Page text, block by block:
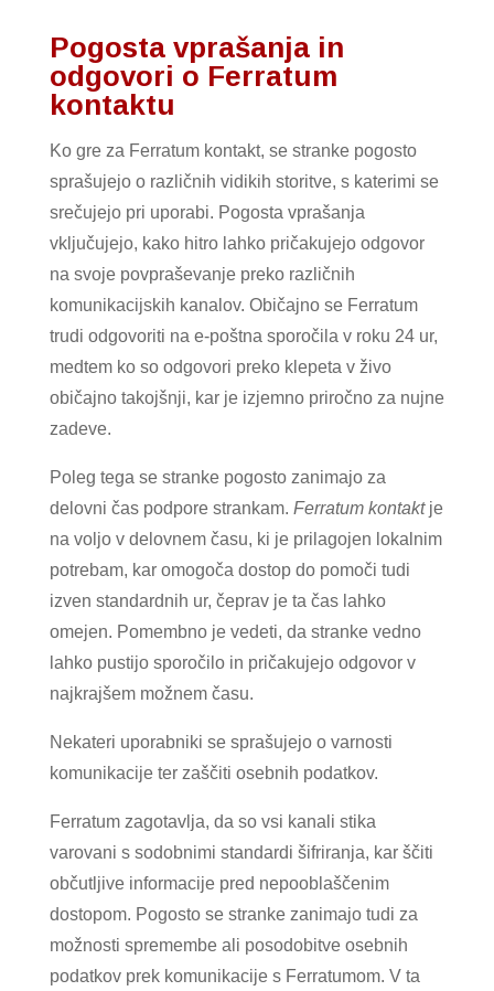
Pogosta vprašanja in
odgovori o Ferratum
kontaktu
Ko gre za Ferratum kontakt, se stranke pogosto
sprašujejo o različnih vidikih storitve, s katerimi se
srečujejo pri uporabi. Pogosta vprašanja
vključujejo, kako hitro lahko pričakujejo odgovor
na svoje povpraševanje preko različnih
komunikacijskih kanalov. Običajno se Ferratum
trudi odgovoriti na e-poštna sporočila v roku 24 ur,
medtem ko so odgovori preko klepeta v živo
običajno takojšnji, kar je izjemno priročno za nujne
zadeve.
Poleg tega se stranke pogosto zanimajo za
delovni čas podpore strankam. Ferratum kontaktje
na voljo v delovnem času, ki je prilagojen lokalnim
potrebam, kar omogoča dostop do pomoči tudi
izven standardnih ur, čeprav je ta čas lahko
omejen. Pomembno je vedeti, da stranke vedno
lahko pustijo sporočilo in pričakujejo odgovor v
najkrajšem možnem času.
Nekateri uporabniki se sprašujejo o varnosti
komunikacije ter zaščiti osebnih podatkov.
Ferratum zagotavlja, da so vsi kanali stika
varovani s sodobnimi standardi šifriranja, kar ščiti
občutljive informacije pred nepooblaščenim
dostopom. Pogosto se stranke zanimajo tudi za
možnosti spremembe ali posodobitve osebnih
podatkov prek komunikacije s Ferratumom. V ta